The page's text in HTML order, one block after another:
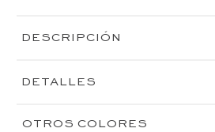
DESCRIPCIÓN
DETALLES
OTROS COLORES